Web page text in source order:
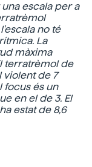
escala per a
no té
La
màxima
terratrèmol de
violent de 7
focus és un
en el de 3. El
estat de 8,6